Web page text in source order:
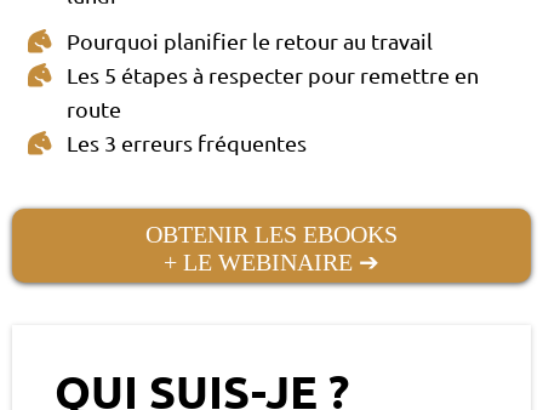
Pourquoi planifier le retour au travail
Les 5 étapes à respecter pour remettre en
route
Les 3 erreurs fréquentes
OBTENIR LES EBOOKS
+ LE WEBINAIRE ➔
QUI SUIS-JE ?